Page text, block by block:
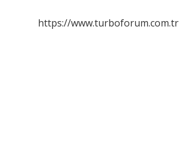
https://www.turboforum.com.tr